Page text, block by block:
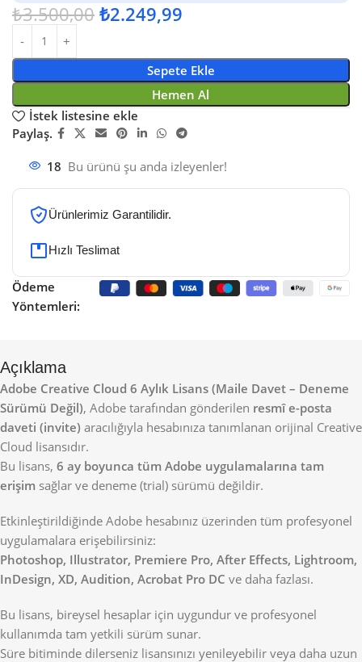
₺3.500,00 ₺2.249,99
Sepete Ekle
Hemen Al
İstek listesine ekle
Paylaş.
18 Bu ürünü şu anda izleyenler!
Ürünlerimiz Garantilidir.
Hızlı Teslimat
Ödeme
Yöntemleri:
Açıklama
Adobe Creative Cloud 6 Aylık Lisans (Maile Davet – Deneme
Sürümü Değil), Adobe tarafından gönderilen resmî e-posta
daveti (invite) aracılığıyla hesabınıza tanımlanan orijinal Creative
Cloud lisansıdır.
Bu lisans, 6 ay boyunca tüm Adobe uygulamalarına tam
erişim sağlar ve deneme (trial) sürümü değildir.
Etkinleştirildiğinde Adobe hesabınız üzerinden tüm profesyonel
uygulamalara erişebilirsiniz:
Photoshop, Illustrator, Premiere Pro, After Effects, Lightroom,
InDesign, XD, Audition, Acrobat Pro DC ve daha fazlası.
Bu lisans, bireysel hesaplar için uygundur ve profesyonel
kullanımda tam yetkili sürüm sunar.
Süre bitiminde dilerseniz lisansınızı yenileyebilir veya daha uzun